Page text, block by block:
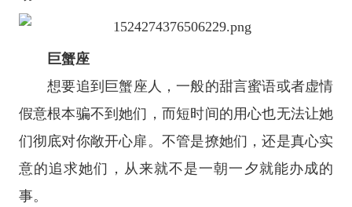
巨蟹座
想要追到 巨蟹座 人，一般的甜言蜜语或者虚情
假意根本骗不到她们，而短时间的用心也无法让她
们彻底对你敞开心扉。不管是撩她们，还是真心实
意的追求她们，从来就不是一朝一夕就能办成的
事。